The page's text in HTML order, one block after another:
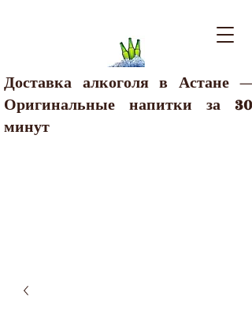
Доставка алкоголя в Астане —
Оригинальные напитки за 30
минут